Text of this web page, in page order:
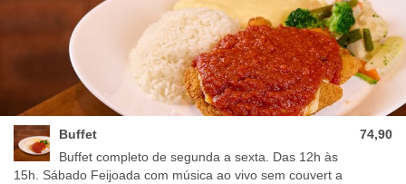
Buffet
Buffet completo de segunda a sexta. Das 12h às
15h. Sábado Feijoada com música ao vivo sem couvert a
74,90